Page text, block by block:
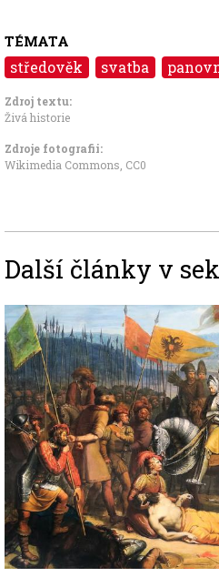
TÉMATA
středověk svatba
Zdroj textu:
Živá historie
Zdroje fotografii:
Wikimedia Commons CC0
Další články v
Image